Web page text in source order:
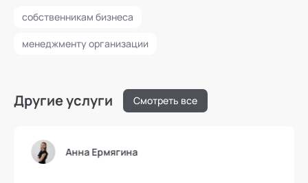
собственникам бизнеса
менеджменту организации
Другие услуги Смотреть все
Анна Ермягина